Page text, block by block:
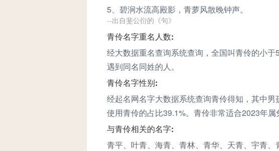
5、碧涧水流高殿影， 青萝风散晚钟声。
--出自斐公衍的《句》
青伶名字重名人数:
经大数据重名查询系统查询，全国叫青伶的小
遇到同名同姓的人。
青伶名字性别:
经起名网名字大数据系统查询青伶得知，其中
使用青伶的占比39.1%。青伶非常适合2023年属
与青伶相关的名字:
青平、叶青、海青、青林、青华、天青、宇青、